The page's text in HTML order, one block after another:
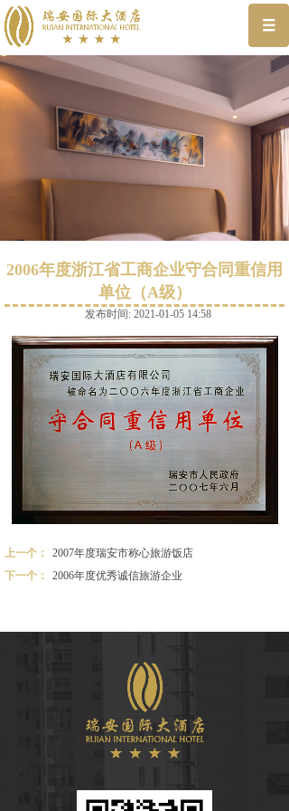
2006年度浙江省工商企业守合同重信用
单位（A级）
发布时间: 2021-01-05 14:58
上一个：
2007年度瑞安市称心旅游饭店
下一个：
2006年度优秀诚信旅游企业